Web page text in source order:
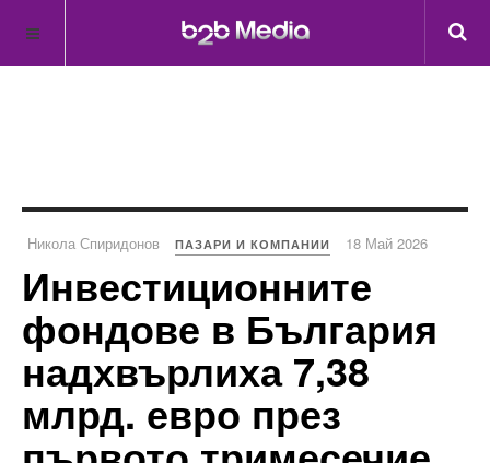
Никола Спиридонов ПАЗАРИ И КОМПАНИИ 18 Май 2026
Инвестиционните
фондове в България
надхвърлиха 7,38
млрд. евро през